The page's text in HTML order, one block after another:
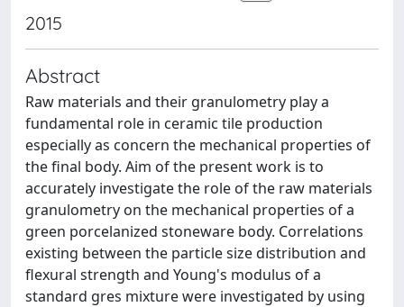
2015
Abstract
Raw materials and their granulometry play a
fundamental role in ceramic tile production
especially as concern the mechanical properties of
the final body. Aim of the present work is to
accurately investigate the role of the raw materials
granulometry on the mechanical properties of a
green porcelanized stoneware body. Correlations
existing between the particle size distribution and
flexural strength and Young's modulus of a
standard gres mixture were investigated by using